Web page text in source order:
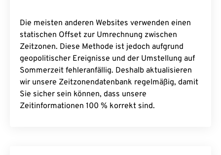
Die meisten anderen Websites verwenden einen
statischen Offset zur Umrechnung zwischen
Zeitzonen. Diese Methode ist jedoch aufgrund
geopolitischer Ereignisse und der Umstellung auf
Sommerzeit fehleranfällig. Deshalb aktualisieren
wir unsere Zeitzonendatenbank regelmäßig, damit
Sie sicher sein können, dass unsere
Zeitinformationen 100 % korrekt sind.